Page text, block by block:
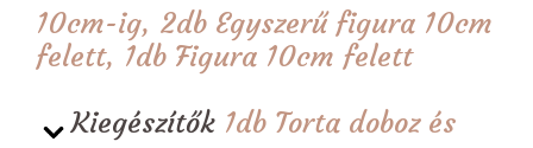
10cm-ig, 2db Egyszerű figura 10cm
felett, 1db Figura 10cm felett
Kiegészítők 1db Torta doboz és